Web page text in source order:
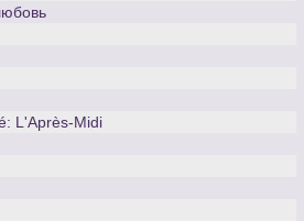
L'Après-Midi